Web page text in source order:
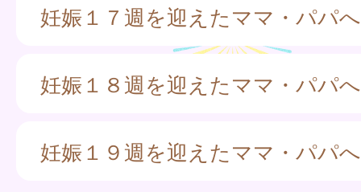
妊娠１７週を迎えたママ・パパへ
妊娠１８週を迎えたママ・パパへ
妊娠１９週を迎えたママ・パパへ